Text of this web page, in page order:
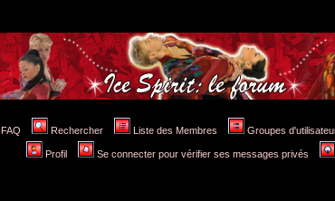
FAQ Rechercher Liste des Membres Groupes
Profil Se connecter pour vérifier ses messages privés